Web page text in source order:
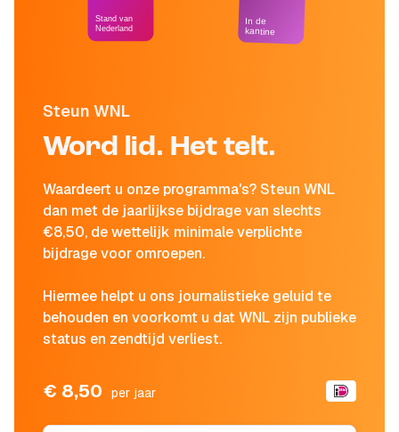
Steun WNL
Word lid. Het telt.
Waardeert u onze programma's? Steun WNL
dan met de jaarlijkse bijdrage van slechts
€8,50, de wettelijk minimale verplichte
bijdrage voor omroepen.
Hiermee helpt u ons journalistieke geluid te
behouden en voorkomt u dat WNL zijn publieke
status en zendtijd verliest.
€ 8,50 per jaar
Stand van
Nederland
In de
kantine